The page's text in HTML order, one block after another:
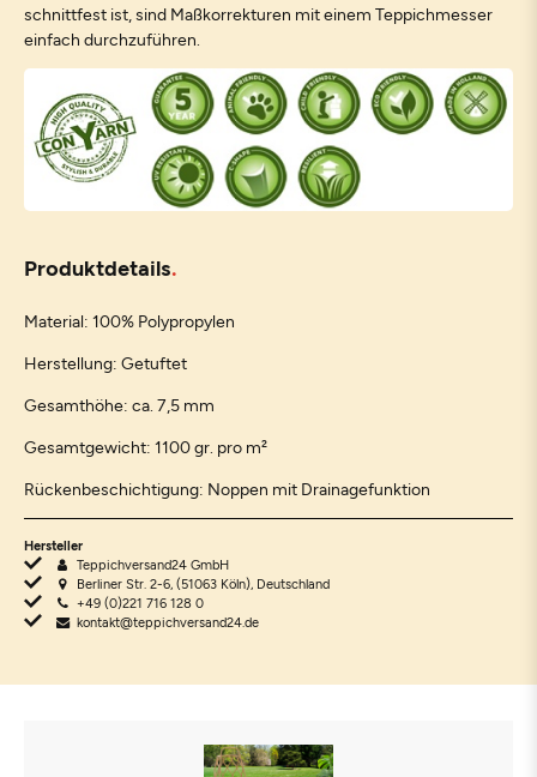
schnittfest ist, sind Maßkorrekturen mit einem Teppichmesser
einfach durchzuführen.
Produktdetails
Material: 100% Polypropylen
Herstellung: Getuftet
Gesamthöhe: ca. 7,5 mm
Gesamtgewicht: 1100 gr. pro m²
Rückenbeschichtigung: Noppen mit Drainagefunktion
Hersteller
Teppichversand24 GmbH
Berliner Str. 2-6, (51063 Köln), Deutschland
+49 (0)221 716 128 0
kontakt@teppichversand24.de